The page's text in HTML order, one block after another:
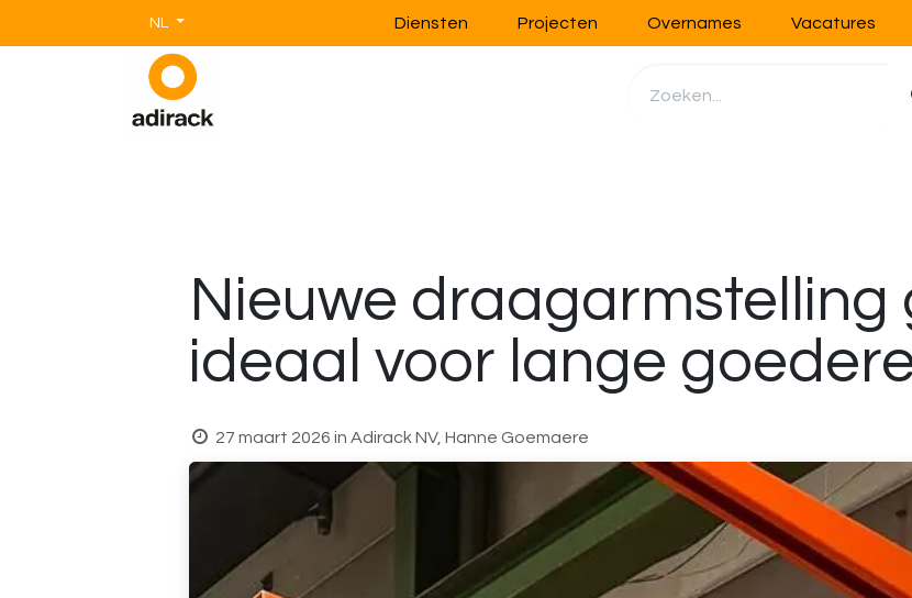
NL Diensten Projecten Overnames Vacatures
Nieuwe draagarmstelling
ideaal voor lange
27 maart 2026 in Adirack NV, Hanne Goemaere